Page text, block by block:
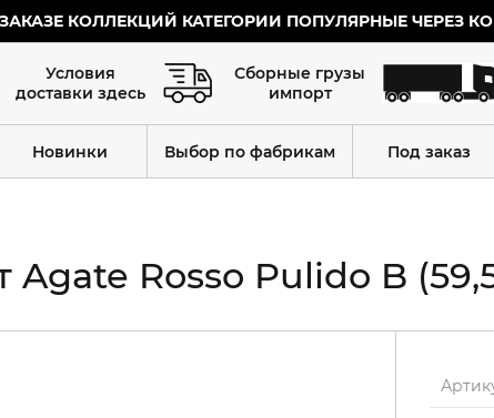
КОЛЛЕКЦИЙ КАТЕГОРИИ ПОПУЛЯРНЫЕ ЧЕРЕЗ
Условия
доставки здесь
Сборные грузы
импорт
Новинки Выбор по фабрикам Под заказ
Rosso Pulido B